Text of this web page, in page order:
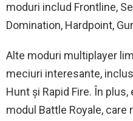
moduri includ Frontline,
Domination, Hardpoint,
Alte moduri multiplayer
meciuri interesante,
Hunt și Rapid Fire. În
modul Battle Royale, care